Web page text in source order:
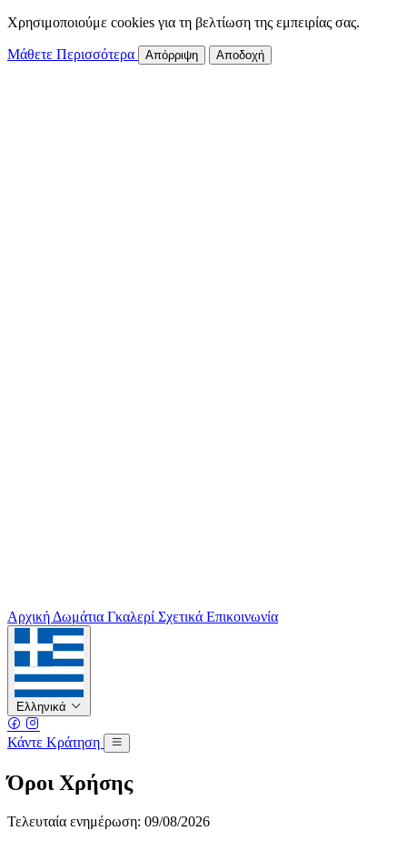
Χρησιμοποιούμε cookies για τη βελτίωση της εμπειρίας σας.
Μάθετε Περισσότερα Απόρριψη Αποδοχή
Αρχική Δωμάτια Γκαλερί Σχετικά Επικοινωνία
Ελληνικά
Κάντε Κράτηση
Όροι Χρήσης
Τελευταία ενημέρωση: 09/08/2026